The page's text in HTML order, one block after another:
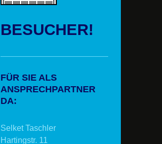
BESUCHER!
FÜR SIE ALS
ANSPRECHPARTNER
DA:
Selket Taschler
Hartingstr. 11